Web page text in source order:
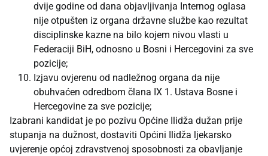
dvije godine od dana objavljivanja Internog oglasa
nije otpušten iz organa državne službe kao rezultat
disciplinske kazne na bilo kojem nivou vlasti u
Federaciji BiH, odnosno u Bosni i Hercegovini za sve
pozicije;
Izjavu ovjerenu od nadležnog organa da nije
obuhvaćen odredbom člana IX 1. Ustava Bosne i
Hercegovine za sve pozicije;
Izabrani kandidat je po pozivu Općine Ilidža dužan prije
stupanja na dužnost, dostaviti Općini Ilidža ljekarsko
uvjerenje općoj zdravstvenoj sposobnosti za obavljanje